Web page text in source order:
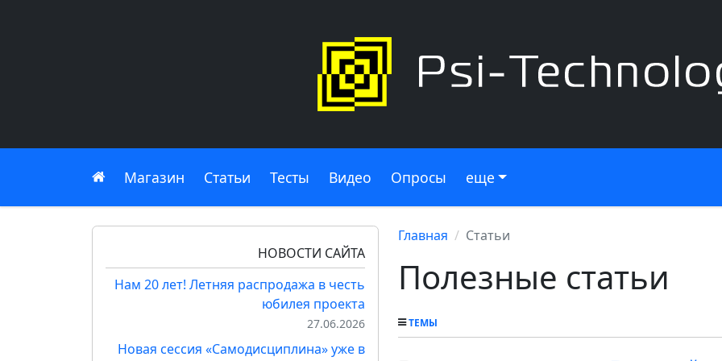
Главная
Магазин Статьи Тесты Видео Опросы еще
НОВОСТИ САЙТА
Нам 20 лет! Летняя распродажа в честь
юбилея проекта
27.06.2026
Новая сессия «Самодисциплина» уже в
Главная Статьи
Полезные статьи
ТЕМЫ